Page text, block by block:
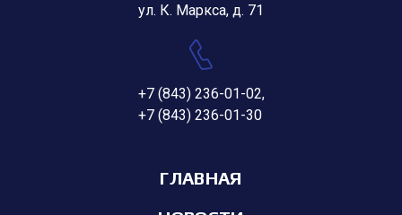
ул. К. Маркса, д. 71
+7 (843) 236-01-02,
+7 (843) 236-01-30
ГЛАВНАЯ